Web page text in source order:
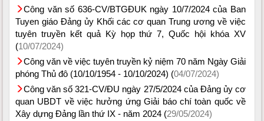
Công văn số 636-CV/BTGĐUK ngày 10/7/2024 của Ban
Tuyen giáo Đảng ủy Khối các cơ quan Trung ương về việc
tuyên truyền kết quả Kỳ họp thứ 7, Quốc hội khóa XV
(10/07/2024)
Công văn về việc tuyên truyền kỷ niệm 70 năm Ngày Giải
phóng Thủ đô (10/10/1954 - 10/10/2024) (04/07/2024)
Công văn số 321-CV/ĐU ngày 27/5/2024 của Đảng ủy cơ
quan UBDT về việc hưởng ứng Giải báo chí toàn quốc về
Xây dựng Đảng lần thứ IX - năm 2024 (29/05/2024)